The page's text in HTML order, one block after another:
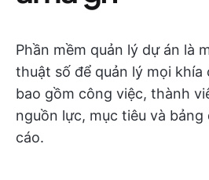
Phần mềm quản lý dự án là
thuật số để quản lý mọi khía
bao gồm công việc, thành
nguồn lực, mục tiêu và bảng
cáo.